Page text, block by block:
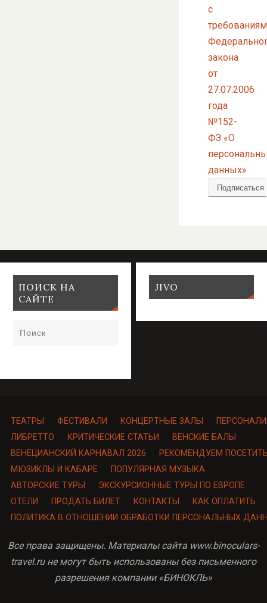
с
закона
от
27.07.2006
года
№152-
ФЗ «О
данных»
ПОИСК НА
САЙТЕ
JIVO
ТЕАТРЫ ФЕСТИВАЛИ КОНЦЕРТНЫЕ ЗАЛЫ
ЛИБРЕТТО
КРИТИЧЕСКИЕ СТАТЬИ
ВЕНСКИЕ БАЛЫ
ВЕНЕЦИАНСКИЙ КАРНАВАЛ 2026
РЕКОМЕНДУЕМ
МЮЗИКЛЫ И КАБАРЕ
ПОПУЛЯРНАЯ МУЗЫКА
АВТОРСКИЕ ТУРЫ
ЭКСКУРСИОННЫЕ ТУРЫ ПО ЕВРОПЕ
ОТЕЛИ
ПРОДАТЬ БИЛЕТ КОНТАКТЫ
КАК ОПЛАТИТЬ
ПОЛИТИКА В ОТНОШЕНИИ ОБРАБОТКИ ПЕРСОНАЛЬНЫХ
Все права защищены. Материалы сайта www.binoculars-
travel.ru не могут быть использованы без письменного
разрешения компании «БИНОКЛЬ»